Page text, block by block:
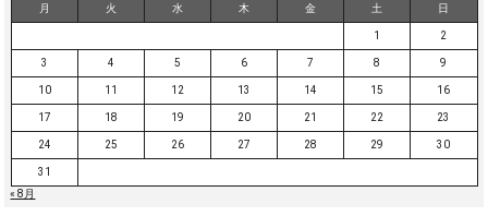
月 火 水 木 金 土 日
1 2
3 4 5 6 7 8 9
10 11 12 13 14 15 16
17 18 19 20 21 22 23
24 25 26 27 28 29 30
31
« 8月